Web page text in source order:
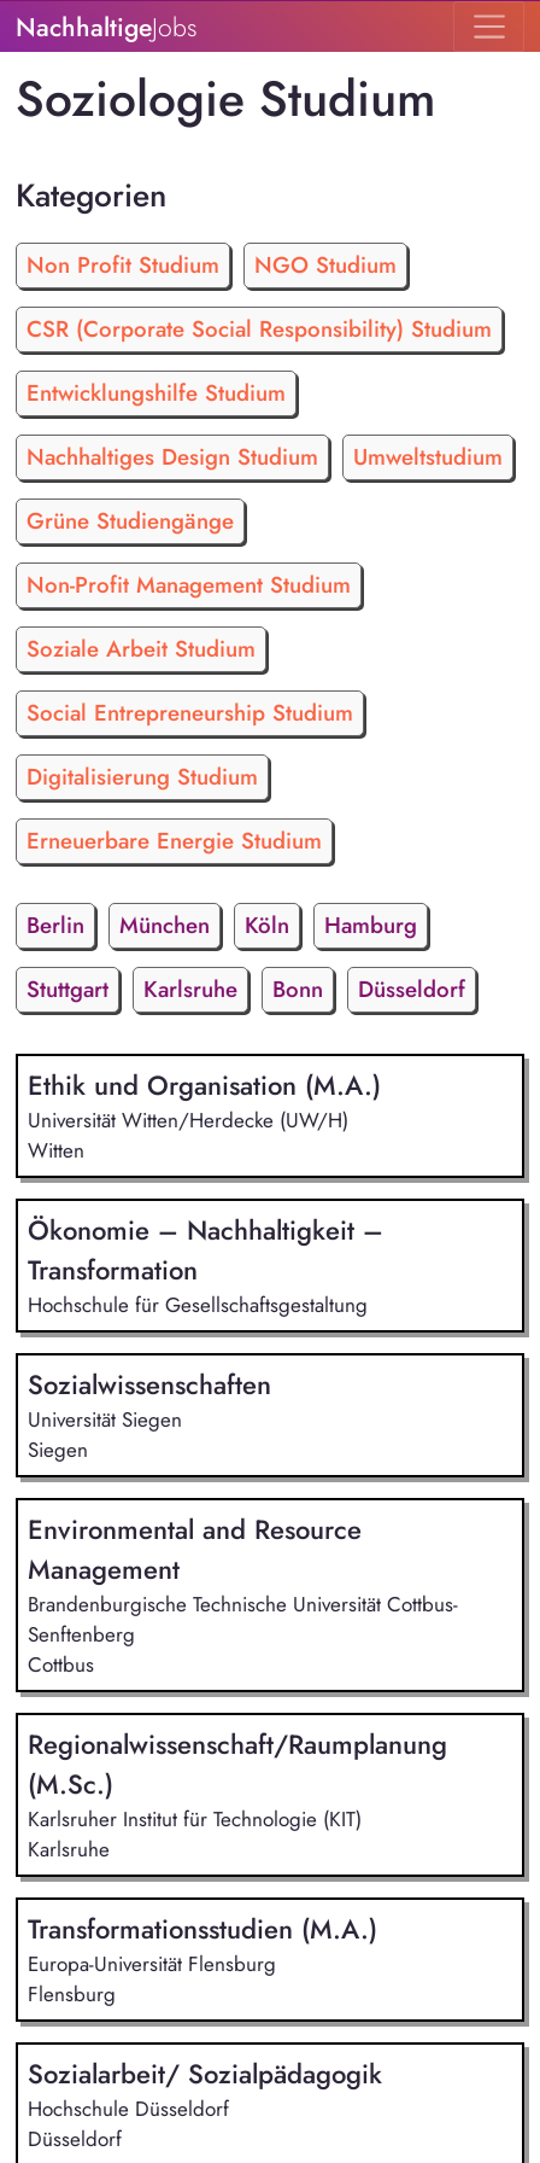
NachhaltigeJobs
Soziologie Studium
Ethik und Organisation (M.A.)
Universität Witten/Herdecke (UW/H)
Witten
Ökonomie – Nachhaltigkeit –
Transformation
Hochschule für Gesellschaftsgestaltung
Sozialwissenschaften
Universität Siegen
Siegen
Environmental and Resource
Management
Brandenburgische Technische Universität Cottbus-
Senftenberg
Cottbus
Regionalwissenschaft/Raumplanung
(M.Sc.)
Karlsruher Institut für Technologie (KIT)
Karlsruhe
Transformationsstudien (M.A.)
Europa-Universität Flensburg
Flensburg
Sozialarbeit/ Sozialpädagogik
Hochschule Düsseldorf
Düsseldorf
Kategorien
Non Profit Studium
NGO Studium
CSR (Corporate Social Responsibility) Studium
Entwicklungshilfe Studium
Nachhaltiges Design Studium
Umweltstudium
Grüne Studiengänge
Non-Profit Management Studium
Soziale Arbeit Studium
Social Entrepreneurship Studium
Digitalisierung Studium
Erneuerbare Energie Studium
Berlin München Köln
Hamburg
Stuttgart
Karlsruhe Bonn Düsseldorf